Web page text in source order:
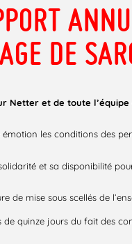
DE
Netter et de toute l’équipe
les conditions des
et sa disponibilité
de mise sous scellés de
de quinze jours du fait des